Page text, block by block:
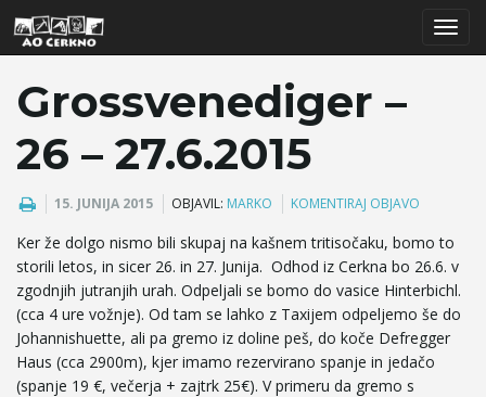
g
g
Grossvenediger –
26 – 27.6.2015
15. JUNIJA 2015 OBJAVIL: MARKO KOMENTIRAJ OBJAVO
Ker že dolgo nismo bili skupaj na kašnem tritisočaku, bomo to
storili letos, in sicer 26. in 27. Junija. Odhod iz Cerkna bo 26.6. v
zgodnjih jutranjih urah. Odpeljali se bomo do vasice Hinterbichl.
(cca 4 ure vožnje). Od tam se lahko z Taxijem odpeljemo še do
Johannishuette, ali pa gremo iz doline peš, do koče Defregger
Haus (cca 2900m), kjer imamo rezervirano spanje in jedačo
(spanje 19 €, večerja + zajtrk 25€). V primeru da gremo s